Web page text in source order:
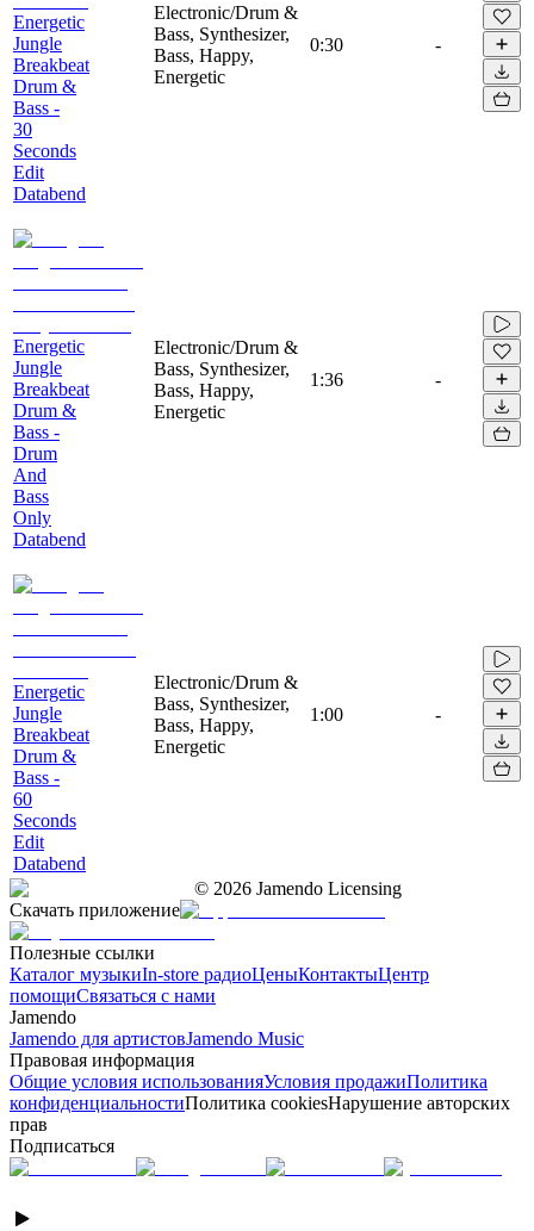
Energetic
Jungle
Breakbeat
Drum &
Bass -
30
Seconds
Edit
Databend
Electronic/Drum &
Bass, Synthesizer,
Bass, Happy,
Energetic
0:30 -
Energetic
Jungle
Breakbeat
Drum &
Bass -
Drum
And
Bass
Only
Databend
Electronic/Drum &
Bass, Synthesizer,
Bass, Happy,
Energetic
1:36 -
Energetic
Jungle
Breakbeat
Drum &
Bass -
60
Seconds
Edit
Databend
Electronic/Drum &
Bass, Synthesizer,
Bass, Happy,
Energetic
1:00 -
© 2026 Jamendo Licensing
Скачать приложение
Полезные ссылки
Каталог музыкиIn-store радиоЦеныКонтактыЦентр
помощиСвязаться с нами
Jamendo
Jamendo для артистовJamendo Music
Правовая информация
Общие условия использованияУсловия продажиПолитика
конфиденциальностиПолитика cookiesНарушение авторских
прав
Подписаться